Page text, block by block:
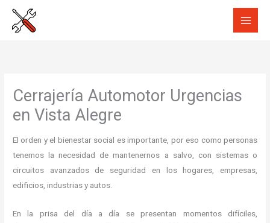
Cerrajería Automotor Urgencias
en Vista Alegre
El orden y el bienestar social es importante, por eso como personas
tenemos la necesidad de mantenernos a salvo, con sistemas o
circuitos avanzados de seguridad en los hogares, empresas,
edificios, industrias y autos.
En la prisa del día a día se presentan momentos difíciles,